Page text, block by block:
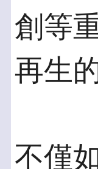
創等
再生
不僅